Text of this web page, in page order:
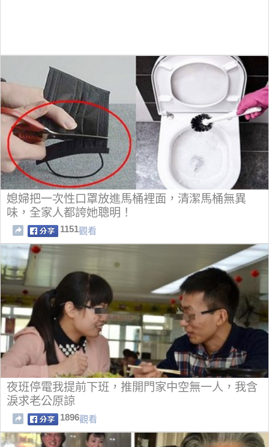
媳婦把一次性口罩放進馬桶裡面，清潔馬桶無異
味，全家人都誇她聰明！
1151觀看
夜班停電我提前下班，推開門家中空無一人，我含
淚求老公原諒
1896觀看